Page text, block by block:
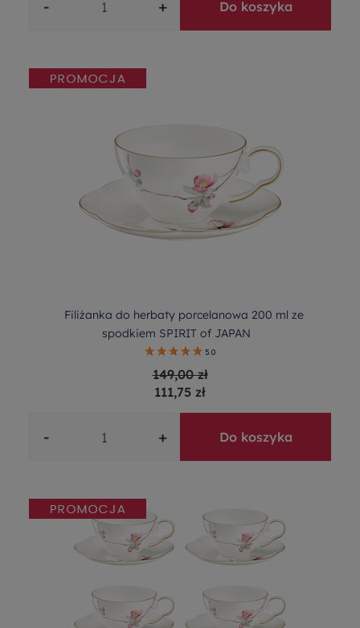
- + Do koszyka
Filiżanka do herbaty porcelanowa 200 ml ze
spodkiem SPIRIT of JAPAN
5.0
149,00 zł
111,75 zł
- + Do koszyka